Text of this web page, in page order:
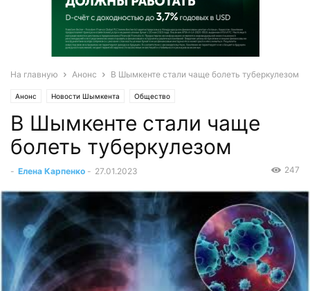
На главную Анонс В Шымкенте стали чаще болеть туберкулезом
Анонс Новости Шымкента Общество
В Шымкенте стали чаще
болеть туберкулезом
- Елена Карпенко - 27.01.2023 247